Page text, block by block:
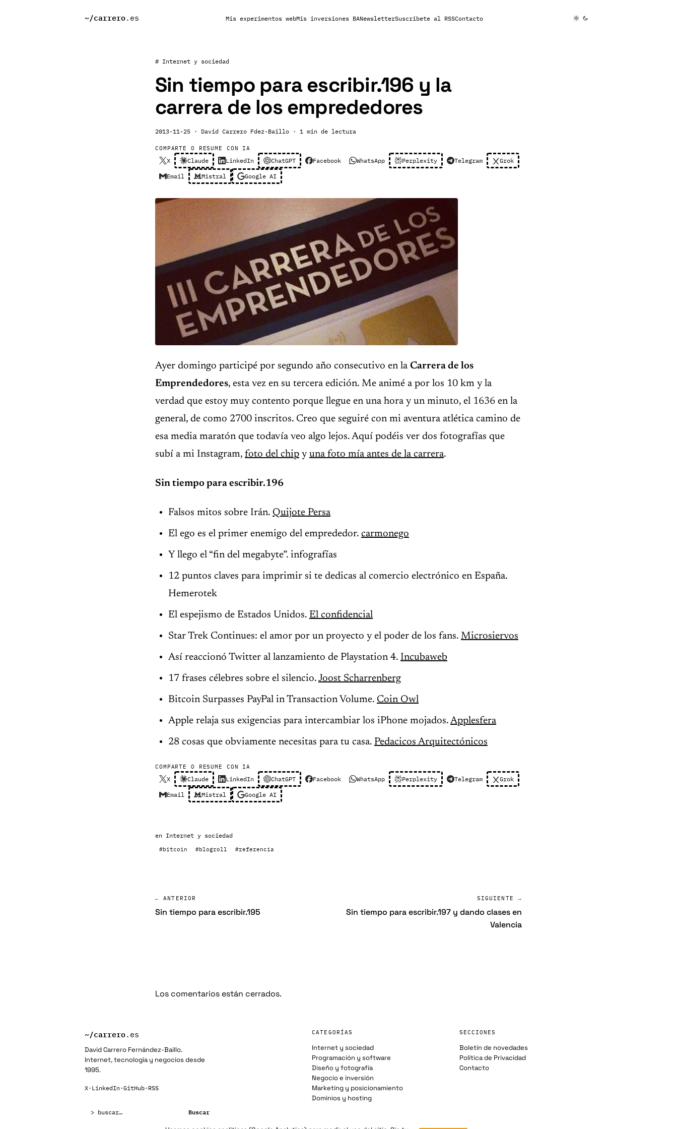
~/carrero.es Mis experimentos webMis inversiones BANewsletterSuscribete al RSSContacto
# Internet y sociedad
Sin tiempo para escribir.196 y la
carrera de los emprededores
2013-11-25 · David Carrero Fdez-Baillo · 1 min de lectura
COMPARTE O RESUME CON IA
X Claude LinkedIn ChatGPT Facebook WhatsApp Perplexity Telegram Grok
Email Mistral Google AI
Ayer domingo participé por segundo año consecutivo en la Carrera de los
Emprendedores, esta vez en su tercera edición. Me animé a por los 10 km y la
verdad que estoy muy contento porque llegue en una hora y un minuto, el 1636 en la
general, de como 2700 inscritos. Creo que seguiré con mi aventura atlética camino de
esa media maratón que todavía veo algo lejos. Aquí podéis ver dos fotografías que
subí a mi Instagram, foto del chip y una foto mía antes de la carrera.
Sin tiempo para escribir.196
Falsos mitos sobre Irán. Quijote Persa
El ego es el primer enemigo del emprededor. carmonego
Y llego el “fin del megabyte”. infografías
12 puntos claves para imprimir si te dedicas al comercio electrónico en España.
Hemerotek
El espejismo de Estados Unidos. El confidencial
Star Trek Continues: el amor por un proyecto y el poder de los fans. Microsiervos
Así reaccionó Twitter al lanzamiento de Playstation 4. Incubaweb
17 frases célebres sobre el silencio. Joost Scharrenberg
Bitcoin Surpasses PayPal in Transaction Volume. Coin Owl
Apple relaja sus exigencias para intercambiar los iPhone mojados. Applesfera
28 cosas que obviamente necesitas para tu casa. Pedacicos Arquitectónicos
COMPARTE O RESUME CON IA
X Claude LinkedIn ChatGPT Facebook WhatsApp Perplexity Telegram Grok
Email Mistral Google AI
en Internet y sociedad
#bitcoin #blogroll #referencia
← ANTERIOR
Sin tiempo para escribir.195
SIGUIENTE →
Sin tiempo para escribir.197 y dando clases en
Valencia
Los comentarios están cerrados.
~/carrero.es
David Carrero Fernández-Baillo.
Internet, tecnología y negocios desde
1995.
X· LinkedIn·GitHub· RSS
Buscar
CATEGORÍAS
Internet y sociedad
Programación y software
Diseño y fotografía
Negocio e inversión
Marketing y posicionamiento
Dominios y hosting
SECCIONES
Boletín de novedades
Política de Privacidad
Contacto